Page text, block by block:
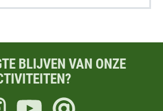
BLIJVEN VAN ONZE
Youtube E-mail